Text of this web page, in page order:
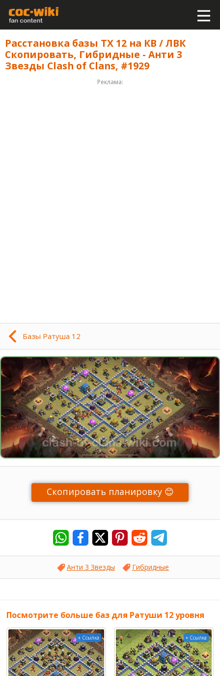
Расстановка базы ТХ 12 на КВ / ЛВК
Скопировать, Гибридные - Анти 3
Звезды Clash of Clans, #1929
Реклама:
Базы Ратуша 12
Скопировать планировку 😊
Анти 3 Звезды Гибридные
Посмотрите больше баз для Ратуши 12 уровня
+ Ссылка + Ссылка